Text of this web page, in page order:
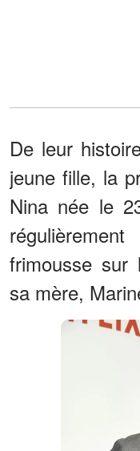
De leur
jeune fille, la
Nina née le
frimousse sur
sa mère,